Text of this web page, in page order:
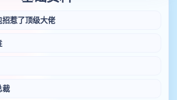
招惹了顶级大佬
裁